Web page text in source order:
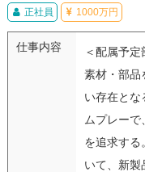
正社員 1000万円
仕事内容
＜配属予
素材・部品
い存在とな
ムプレー
を追求する
いて、新製